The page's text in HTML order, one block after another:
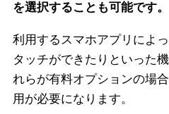
を選択することも可能です。
利用するスマホアプリによ
タッチができたりといった
れらが有料オプションの場
用が必要になります。